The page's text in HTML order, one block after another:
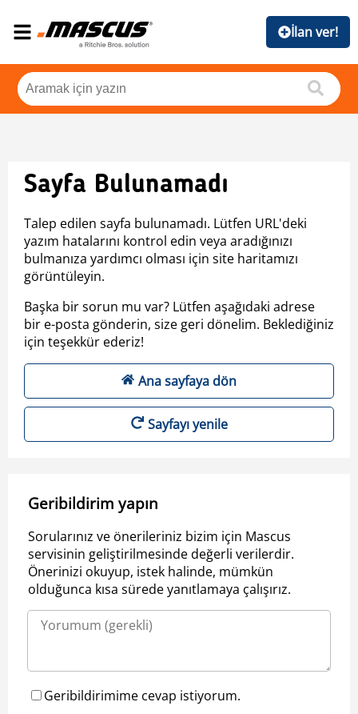
İlan ver!
Sayfa Bulunamadı
Talep edilen sayfa bulunamadı. Lütfen URL'deki
yazım hatalarını kontrol edin veya aradığınızı
bulmanıza yardımcı olması için site haritamızı
görüntüleyin.
Başka bir sorun mu var? Lütfen aşağıdaki adrese
bir e-posta gönderin, size geri dönelim. Beklediğiniz
için teşekkür ederiz!
Ana sayfaya dön
Sayfayı yenile
Geribildirim yapın
Sorularınız ve önerileriniz bizim için Mascus
servisinin geliştirilmesinde değerli verilerdir.
Önerinizi okuyup, istek halinde, mümkün
olduğunca kısa sürede yanıtlamaya çalışırız.
Geribildirimime cevap istiyorum.